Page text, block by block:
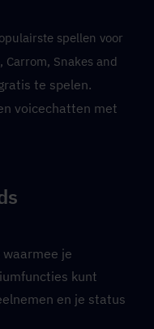
spellen voor
Snakes and
te spelen.
voicechatten met
je
kunt
en je status